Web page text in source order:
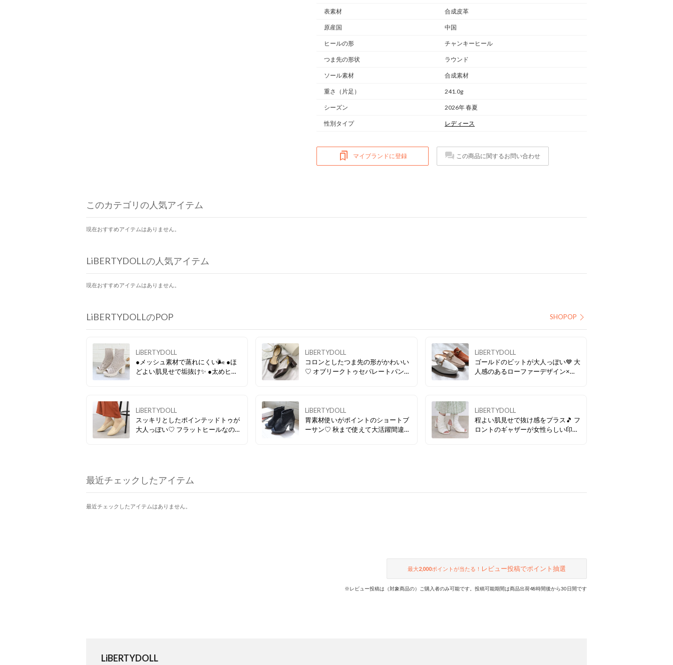
表素材 合成皮革
原産国 中国
ヒールの形 チャンキーヒール
つま先の形状 ラウンド
ソール素材 合成素材
重さ （片足） 241.0g
シーズン 2026年 春夏
性別タイプ レディース
マイブランドに登録 この商品に関するお問い合わせ
このカテゴリの人気アイテム
現在おすすめアイテムはありません。
LiBERTYDOLLの人気アイテム
現在おすすめアイテムはありません。
LiBERTYDOLLのPOP SHOPOP
LiBERTYDOLL
●メッシュ素材で蒸れにくい🌬 ●ほ
どよい肌見せで垢抜け✨ ●太めヒー
LiBERTYDOLL
コロンとしたつま先の形がかわいい
♡ オブリークトゥセパレートパンプ
付きなので歩きやすいのもポイント
😻
LiBERTYDOLL
ゴールドのビットが大人っぽい💙 大
人感のあるローファーデザイン×サ
みます。 上品なデザインで通勤にも
社内履きにもぴったり🙆
LiBERTYDOLL
スッキリとしたポインテッドトゥが
大人っぽい♡ フラットヒールなのに
ずに履きまわせる🙌 ヘビロテ間違い
なしの一足！
LiBERTYDOLL
胃素材使いがポイントのショートブ
ーサン♡ 秋まで使えて大活躍間違い
LiBERTYDOLL
程よい肌見せで抜け感をプラス🎵 フ
ロントのギャザーが女性らしい印象
最近チェックしたアイテム
最近チェックしたアイテムはありません。
最大2,000ポイントが当たる！ レビュー投稿でポイント抽選
※レビュー投稿は（対象商品の）ご購入者のみ可能です。投稿可能期間は商品出荷48時間後から30日間です
LiBERTYDOLL